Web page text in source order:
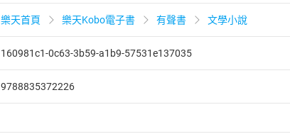
樂天首頁 樂天Kobo電子書 有聲書 文學小說
160981c1-0c63-3b59-a1b9-57531e137035
9788835372226